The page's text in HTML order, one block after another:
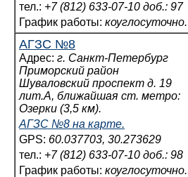
тел.: +7 (812) 633-07-10 доб.: 97
График работы: коуглосуточно.
АГЗС №8
Адрес: г. Санкт-Петербург
Приморский район
Шуваловский проспект д. 19
лит.А, ближайшая ст. метро:
Озерки (3,5 км).
АГЗС №8 на карте.
GPS: 60.037703, 30.273629
тел.: +7 (812) 633-07-10 доб.: 98
График работы: коуглосуточно.